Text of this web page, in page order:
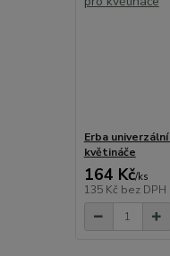
Erba
květináče
164 Kč/ks
135 Kč bez DPH